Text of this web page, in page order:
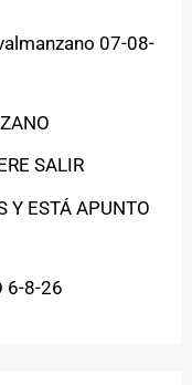
07-08-
SALIR
Y ESTÁ APUNTO
6-8-26